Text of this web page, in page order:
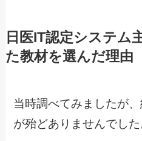
日医IT認定システム
た教材を選んだ理由
当時調べてみましたが
が殆どありませんでした